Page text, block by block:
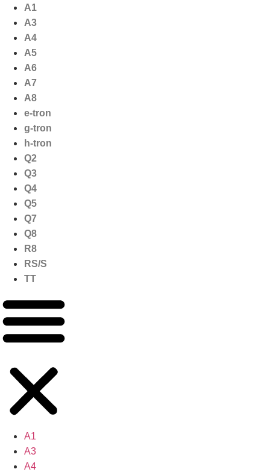
naar
inhoud
A1
A3
A4
A5
A6
A7
A8
e-tron
g-tron
h-tron
Q2
Q3
Q4
Q5
Q7
Q8
R8
RS/S
TT
A1
A3
A4